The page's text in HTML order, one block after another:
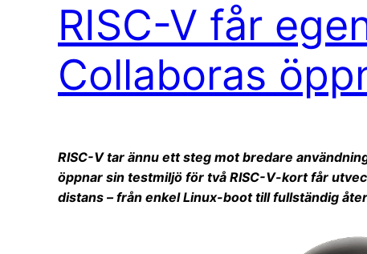
RISC-V får
Collaboras
RISC-V tar ännu ett steg mot bredare
öppnar sin testmiljö för två RISC-V-kort får
distans – från enkel Linux-boot till fullständig